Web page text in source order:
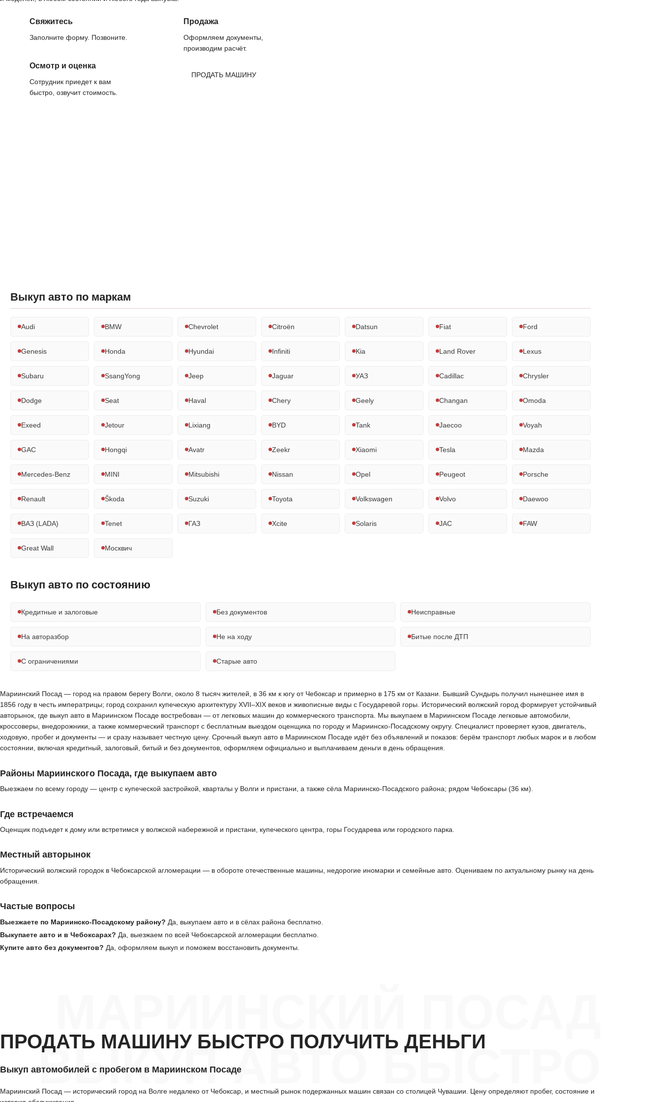
Свяжитесь
Заполните форму. Позвоните.
Осмотр и оценка
Сотрудник приедет к вам
быстро, озвучит стоимость.
Продажа
Оформляем документы,
производим расчёт.
ПРОДАТЬ МАШИНУ
Выкуп авто по маркам
Audi BMW Chevrolet Citroën Datsun Fiat Ford
Genesis Honda Hyundai Infiniti Kia Land Rover Lexus
Subaru SsangYong Jeep Jaguar УАЗ Cadillac Chrysler
Dodge Seat Haval Chery Geely Changan Omoda
Exeed Jetour Lixiang BYD Tank Jaecoo Voyah
GAC Hongqi Avatr Zeekr Xiaomi Tesla Mazda
Mercedes-Benz MINI Mitsubishi Nissan Opel Peugeot Porsche
Renault Škoda Suzuki Toyota Volkswagen Volvo Daewoo
ВАЗ (LADA) Tenet ГАЗ Xcite Solaris JAC FAW
Great Wall Москвич
Выкуп авто по состоянию
Кредитные и залоговые Без документов Неисправные
На авторазбор Не на ходу Битые после ДТП
С ограничениями Старые авто
Мариинский Посад — город на правом берегу Волги, около 8 тысяч жителей, в 36 км к югу от Чебоксар и примерно в 175 км от Казани. Бывший Сундырь получил нынешнее имя в
1856 году в честь императрицы; город сохранил купеческую архитектуру XVII–XIX веков и живописные виды с Государевой горы. Исторический волжский город формирует устойчивый
авторынок, где выкуп авто в Мариинском Посаде востребован — от легковых машин до коммерческого транспорта. Мы выкупаем в Мариинском Посаде легковые автомобили,
кроссоверы, внедорожники, а также коммерческий транспорт с бесплатным выездом оценщика по городу и Мариинско-Посадскому округу. Специалист проверяет кузов, двигатель,
ходовую, пробег и документы — и сразу называет честную цену. Срочный выкуп авто в Мариинском Посаде идёт без объявлений и показов: берём транспорт любых марок и в любом
состоянии, включая кредитный, залоговый, битый и без документов, оформляем официально и выплачиваем деньги в день обращения.
Районы Мариинского Посада, где выкупаем авто
Выезжаем по всему городу — центр с купеческой застройкой, кварталы у Волги и пристани, а также сёла Мариинско-Посадского района; рядом Чебоксары (36 км).
Где встречаемся
Оценщик подъедет к дому или встретимся у волжской набережной и пристани, купеческого центра, горы Государева или городского парка.
Местный авторынок
Исторический волжский городок в Чебоксарской агломерации — в обороте отечественные машины, недорогие иномарки и семейные авто. Оцениваем по актуальному рынку на день
обращения.
Частые вопросы
Выезжаете по Мариинско-Посадскому району? Да, выкупаем авто и в сёлах района бесплатно.
Выкупаете авто и в Чебоксарах? Да, выезжаем по всей Чебоксарской агломерации бесплатно.
Купите авто без документов? Да, оформляем выкуп и поможем восстановить документы.
ВЫКУП АВТО БЫСТРО
ПРОДАТЬ МАШИНУ БЫСТРО ПОЛУЧИТЬ ДЕНЬГИ
Выкуп автомобилей с пробегом в Мариинском Посаде
Мариинский Посад — исторический город на Волге недалеко от Чебоксар, и местный рынок подержанных машин связан со столицей Чувашии. Цену определяют пробег, состояние и